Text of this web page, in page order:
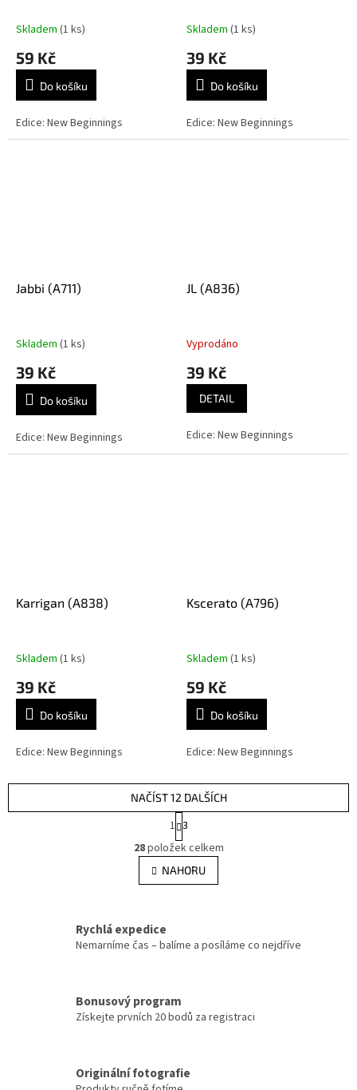
Skladem (1 ks)
59 Kč
Do košíku
Edice: New Beginnings
Skladem (1 ks)
39 Kč
Do košíku
Edice: New Beginnings
Jabbi (A711)
Skladem (1 ks)
39 Kč
Do košíku
Edice: New Beginnings
JL (A836)
Vyprodáno
39 Kč
DETAIL
Edice: New Beginnings
Karrigan (A838)
Skladem (1 ks)
39 Kč
Do košíku
Edice: New Beginnings
Kscerato (A796)
Skladem (1 ks)
59 Kč
Do košíku
Edice: New Beginnings
O
v
l
á
í
k
y
p
i
NAČÍST 12 DALŠÍCH
S
t
r
á
n
k
n
í
1 3
28položek celkem
NAHORU
Rychlá expedice
Nemarníme čas – balíme a posíláme co nejdříve
Bonusový program
Získejte prvních 20 bodů za registraci
Originální fotografie